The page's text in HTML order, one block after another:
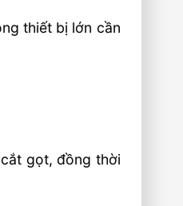
thiết bị lớn cần
gọt, đồng thời